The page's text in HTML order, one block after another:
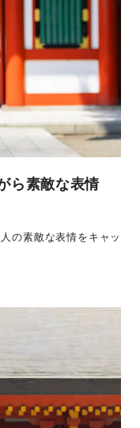
ら素敵な表情
の素敵な表情をキャッ